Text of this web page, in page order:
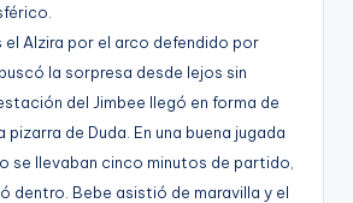
Alzira por el arco defendido por
la sorpresa desde lejos sin
del Jimbee llegó en forma de
de Duda. En una buena jugada
se llevaban cinco minutos de partido,
dentro. Bebe asistió de maravilla y el